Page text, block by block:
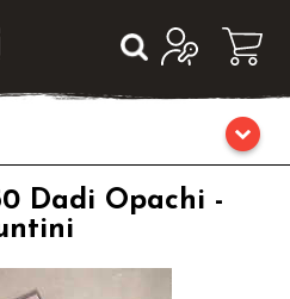
Dadi Opachi -